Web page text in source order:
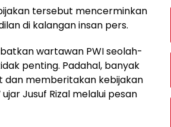
tersebut mencerminkan
di kalangan insan pers.
wartawan PWI seolah-
penting. Padahal, banyak
dan memberitakan kebijakan
Jusuf Rizal melalui pesan